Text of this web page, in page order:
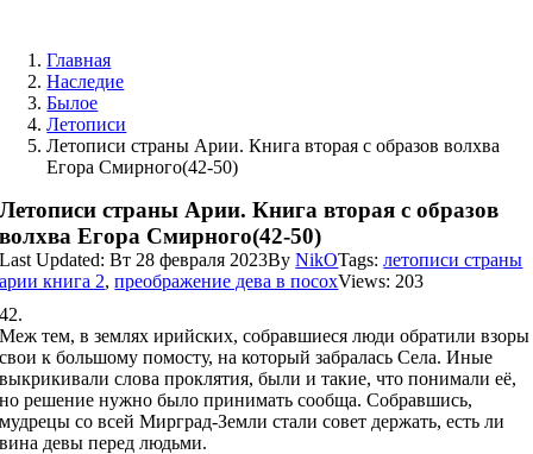
contentГлавная
Наследие
Былое
Летописи
Летописи страны Арии. Книга вторая с образов волхва
Егора Смирного(42-50)
Летописи страны Арии. Книга вторая с образов
волхва Егора Смирного(42-50)
Last Updated: Вт 28 февраля 2023ByNikOTags:летописи страны
арии книга 2,преображение дева в посохViews: 203
42.
Меж тем, в землях ирийских, собравшиеся люди обратили взоры
свои к большому помосту, на который забралась Села. Иные
выкрикивали слова проклятия, были и такие, что понимали её,
но решение нужно было принимать сообща. Собравшись,
мудрецы со всей Мирград-Земли стали совет держать, есть ли
вина девы перед людьми.